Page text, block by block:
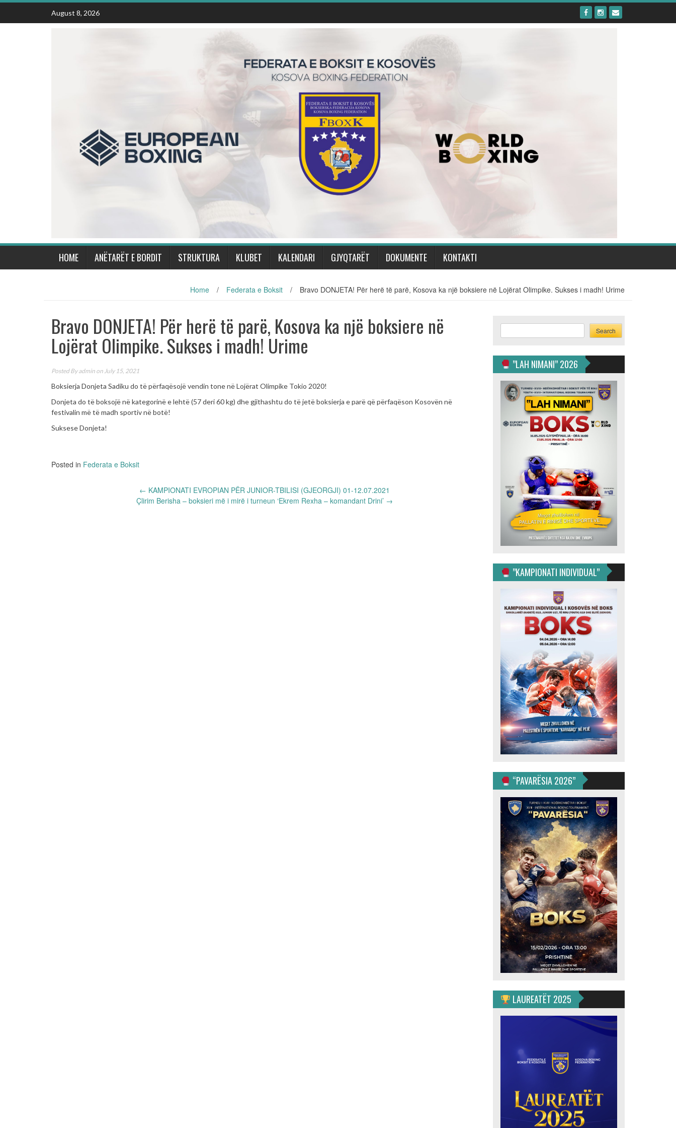
Skip
content
August 8, 2026
HOME ANËTARËT E BORDIT STRUKTURA KLUBET KALENDARI GJYQTARËT DOKUMENTE KONTAKTI
Home / Federata e Boksit / Bravo DONJETA! Për herë të parë, Kosova ka një boksiere në Lojërat Olimpike. Sukses i madh! Urime
Bravo DONJETA! Për herë të parë, Kosova ka një boksiere në
Lojërat Olimpike. Sukses i madh! Urime
Posted Byadmin on July 15, 2021
Boksierja Donjeta Sadiku do të përfaqësojë vendin tone në Lojërat Olimpike Tokio 2020!
Donjeta do të boksojë në kategorinë e lehtë (57 deri 60 kg) dhe gjithashtu do të jetë boksierja e parë që përfaqëson Kosovën në
festivalin më të madh sportiv në botë!
Suksese Donjeta!
Posted in Federata e Boksit
← KAMPIONATI EVROPIAN PËR JUNIOR-TBILISI (GJEORGJI) 01-12.07.2021
Çlirim Berisha – boksieri më i mirë i turneun ‘Ekrem Rexha – komandant Drini’ →
Search Search
”LAH NIMANI” 2026
”KAMPIONATI INDIVIDUAL”
“PAVARËSIA 2026”
LAUREATËT 2025